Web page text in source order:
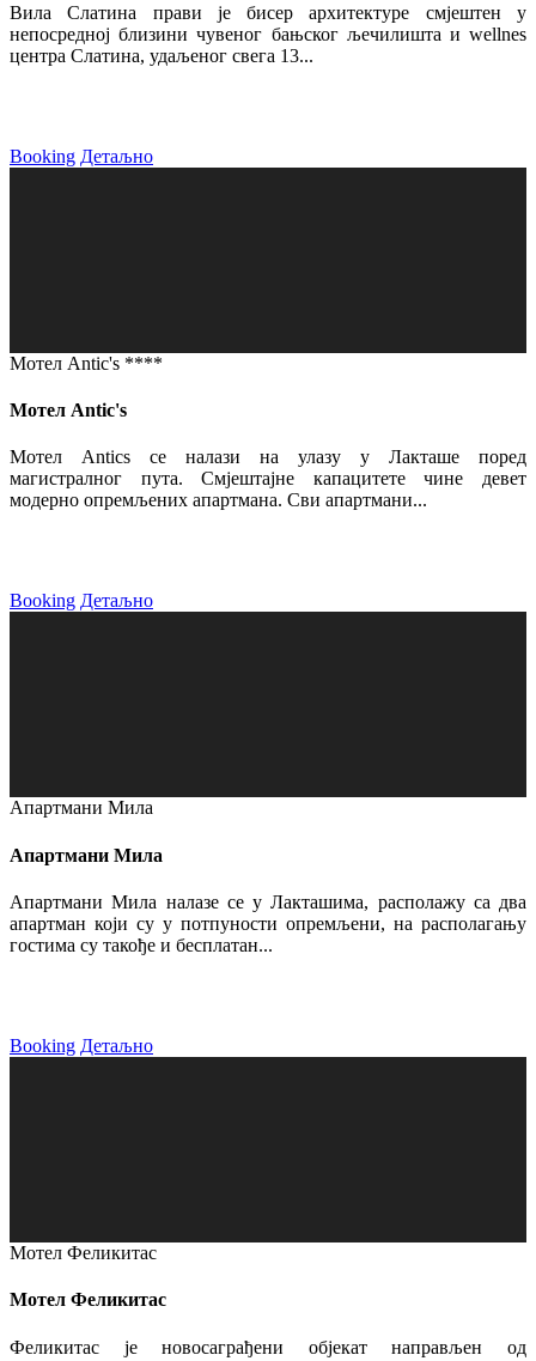
Вила Слатина прави је бисер архитектуре смјештен у
непосредној близини чувеног бањског љечилишта и wellnes
центра Слатина, удаљеног свега 13...
Booking Детаљно
Мотел Antic's ****
Мотел Antic's
Мотел Antics се налази на улазу у Лакташе поред
магистралног пута. Смјештајне капацитете чине девет
модерно опремљених апартмана. Сви апартмани...
Booking Детаљно
Апартмани Мила
Апартмани Мила
Апартмани Мила налазе се у Лакташима, располажу са два
апартман који су у потпуности опремљени, на располагању
гостима су такође и бесплатан...
Booking Детаљно
Мотел Феликитас
Мотел Феликитас
Феликитас је новосаграђени објекат направљен од